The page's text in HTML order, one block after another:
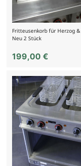
Fritteusenkorb für Herzog &
Neu 2 Stück
199,00 €